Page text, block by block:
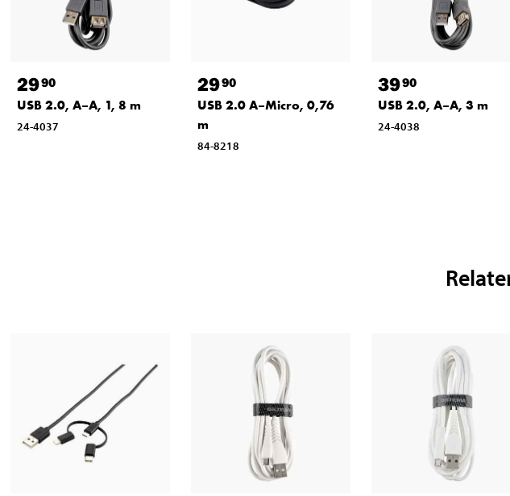
2990
USB 2.0, A–A, 1, 8 m
24-4037
2990
USB 2.0 A–Micro, 0,76
m
84-8218
3990
USB 2.0, A–A, 3 m
24-4038